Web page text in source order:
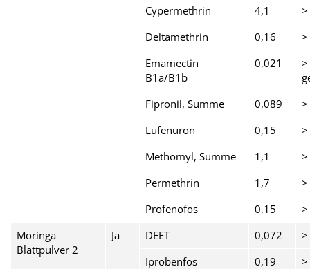
Cypermethrin
4,1
Deltamethrin
0,16
Emamectin
B1a/B1b
0,021
Fipronil, Summe
0,089
Lufenuron
0,15
Methomyl, Summe
1,1
Permethrin
1,7
Profenofos
0,15
Moringa
Blattpulver 2
Ja DEET 0,072
Iprobenfos
0,19